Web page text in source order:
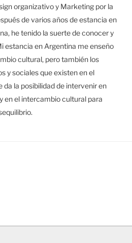
organizativo y Marketing por la
de varios años de estancia en
he tenido la suerte de conocer y
estancia en Argentina me enseño
cultural, pero también los
y sociales que existen en el
da la posibilidad de intervenir en
en el intercambio cultural para